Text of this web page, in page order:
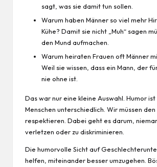
sagt, was sie damit tun sollen.
Warum haben Männer so viel mehr
Kühe? Damit sie nicht „Muh“ sagen
den Mund aufmachen.
Warum heiraten Frauen oft Männer
Weil sie wissen, dass ein Mann, der
nie ohne ist.
Das war nur eine kleine Auswahl. Humor
Menschen unterschiedlich. Wir müssen
respektieren. Dabei geht es darum,
verletzen oder zu diskriminieren.
Die humorvolle Sicht auf
helfen, miteinander besser umzugehen.